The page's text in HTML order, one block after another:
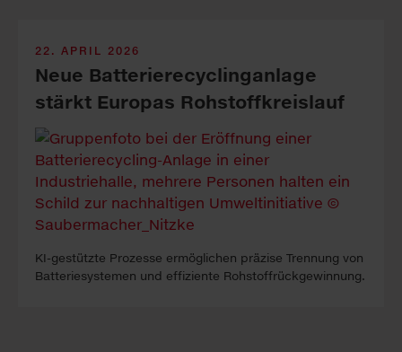
22. APRIL 2026
Neue Batterie­recycling­anlage
stärkt Europas Roh­stoff­kreislauf
KI-gestützte Prozesse er­mög­lichen präzise Trennung von
Batterie­systemen und effiziente Rohstoff­rückgewinnung.